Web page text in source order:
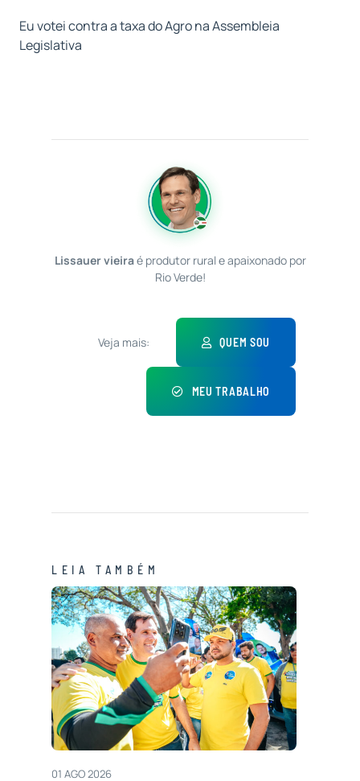
Eu votei contra a taxa do Agro na Assembleia
Legislativa
Lissauer vieiraé produtor rural e apaixonado por
Rio Verde!
Veja mais: QUEM SOU
MEU TRABALHO
LEIA TAMBÉM
01 AGO 2026